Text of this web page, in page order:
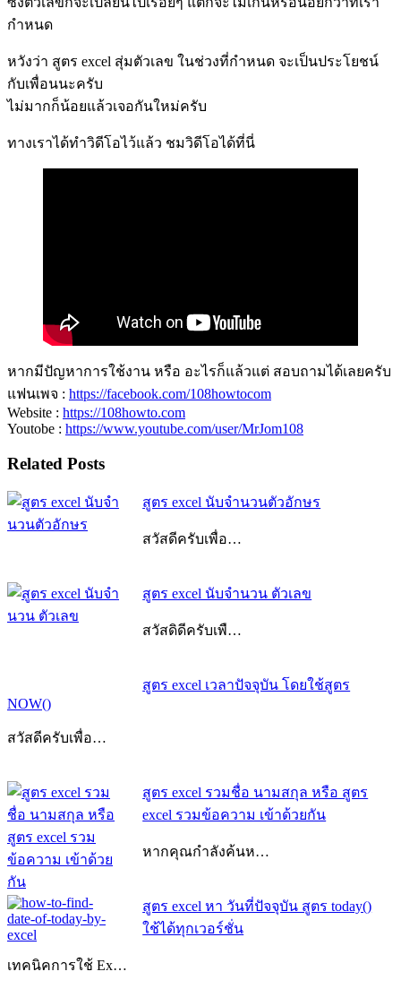
กำหนด
หวังว่า สูตร excel สุ่มตัวเลข ในช่วงที่กำหนด จะเป็นประโยชน์
กับเพื่อนนะครับ
ไม่มากก็น้อยแล้วเจอกันใหม่ครับ
ทางเราได้ทำวิดีโอไว้แล้ว ชมวิดีโอได้ที่นี่
หากมีปัญหาการใช้งาน หรือ อะไรก็แล้วแต่ สอบถามได้เลยครับ
แฟนเพจ : https://facebook.com/108howtocom
Website : https://108howto.com
Youtobe : https://www.youtube.com/user/MrJom108
Related Posts
สูตร excel นับจํานวนตัวอักษร
สวัสดีครับเพื่อ…
สูตร excel นับจํานวน ตัวเลข
สวัสดิดีครับเพื…
สูตร excel เวลาปัจจุบัน โดยใช้สูตร
NOW()
สวัสดีครับเพื่อ…
สูตร excel รวมชื่อ นามสกุล หรือ สูตร
excel รวมข้อความ เข้าด้วยกัน
หากคุณกำลังค้นห…
สูตร excel หา วันที่ปัจจุบัน สูตร today()
ใช้ได้ทุกเวอร์ชั่น
เทคนิคการใช้ Ex…
RANDBETWEEN
Excel
คือ
แนะแนว
เรื่อง